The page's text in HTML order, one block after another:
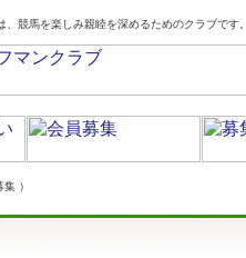
競馬を楽しみ親睦を深めるためのクラブです。
）